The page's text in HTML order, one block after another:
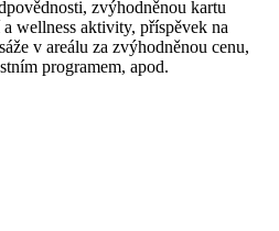
zvýhodněnou kartu
wellness aktivity, příspěvek na
v areálu za zvýhodněnou cenu,
programem, apod.